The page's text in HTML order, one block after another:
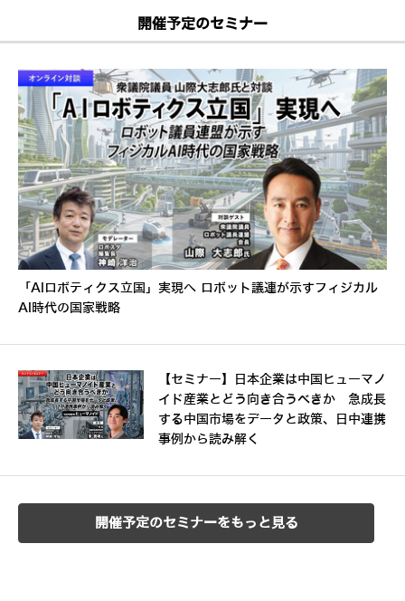
開催予定のセミナー
「AIロボティクス立国」実現へ ロボット議連が示すフィジカル
AI時代の国家戦略
【セミナー】日本企業は中国ヒューマノ
イド産業とどう向き合うべきか 急成長
する中国市場をデータと政策、日中連携
事例から読み解く
開催予定のセミナーをもっと見る